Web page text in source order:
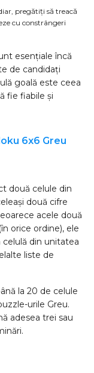
pregătiți să treacă
cu constrângeri
esențiale încă
de candidați
goală este ceea
fie fiabile și
6x6 Greu
două celule din
două cifre
acele două
orice ordine), ele
din unitatea
liste de
la 20 de celule
urile Greu.
adesea trei sau